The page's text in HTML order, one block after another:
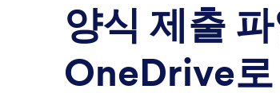
양식 제출
OneDrive